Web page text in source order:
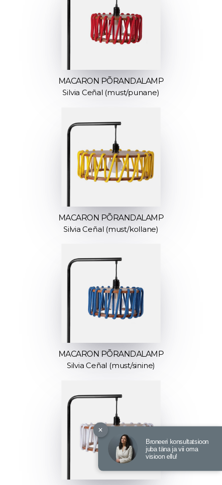
MACARON PÕRANDALAMP
Silvia Ceñal (must/punane)
MACARON PÕRANDALAMP
Silvia Ceñal (must/kollane)
MACARON PÕRANDALAMP
Silvia Ceñal (must/sinine)
×
Broneeri konsultatsioon
juba täna ja vii oma
visioon ellu!